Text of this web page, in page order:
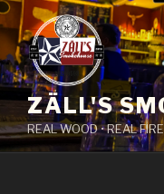
Hoppa
till
innehåll
ZÄLL'S
REAL WOOD • REAL